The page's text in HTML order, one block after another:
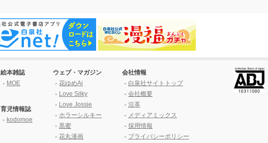
絵本雑誌
MOE
育児情報誌
kodomoe
ウェブ・マガジン
花ゆめAi
Love Silky
Love Jossie
ホラーシルキー
黒蜜
花丸漫画
会社情報
白泉社サイトトップ
会社概要
沿革
メディアミックス
採用情報
プライバシーポリシー